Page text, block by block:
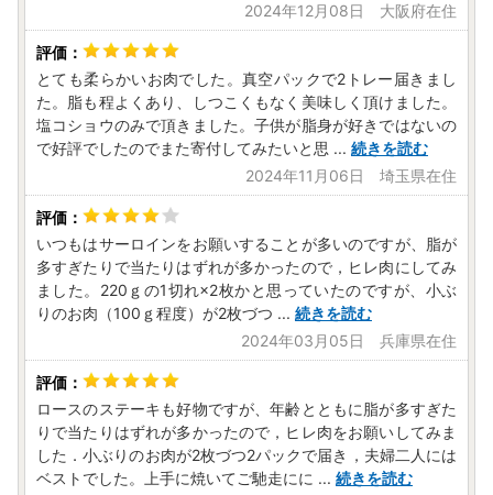
2024年12月08日 大阪府在住
とても柔らかいお肉でした。真空パックで2トレー届きまし
た。脂も程よくあり、しつこくもなく美味しく頂けました。
塩コショウのみで頂きました。子供が脂身が好きではないの
で好評でしたのでまた寄付してみたいと思 ... 続きを読む
2024年11月06日 埼玉県在住
いつもはサーロインをお願いすることが多いのですが、脂が
多すぎたりで当たりはずれが多かったので，ヒレ肉にしてみ
ました。220ｇの1切れ×2枚かと思っていたのですが、小ぶ
りのお肉（100ｇ程度）が2枚づつ ... 続きを読む
2024年03月05日 兵庫県在住
ロースのステーキも好物ですが、年齢とともに脂が多すぎた
りで当たりはずれが多かったので，ヒレ肉をお願いしてみま
した．小ぶりのお肉が2枚づつ2パックで届き，夫婦二人には
ベストでした。上手に焼いてご馳走にに ... 続きを読む